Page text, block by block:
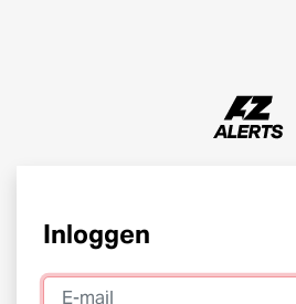
Inloggen
E-mail